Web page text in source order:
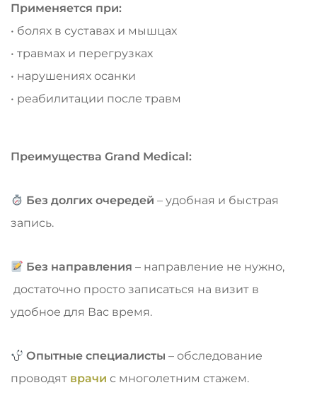
Применяется при:
• болях в суставах и мышцах
• травмах и перегрузках
• нарушениях осанки
• реабилитации после травм
Преимущества Grand Medical:
Без долгих очередей – удобная и быстрая
запись.
Без направления – направление не нужно,
достаточно просто записаться на визит в
удобное для Вас время.
Опытные специалисты – обследование
проводят врачи с многолетним стажем.